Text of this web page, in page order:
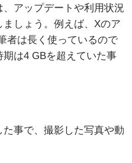
アップデートや利用状況
しょう。例えば、Xのア
者は長く使っているので
は4 GBを超えていた事
事で、撮影した写真や動